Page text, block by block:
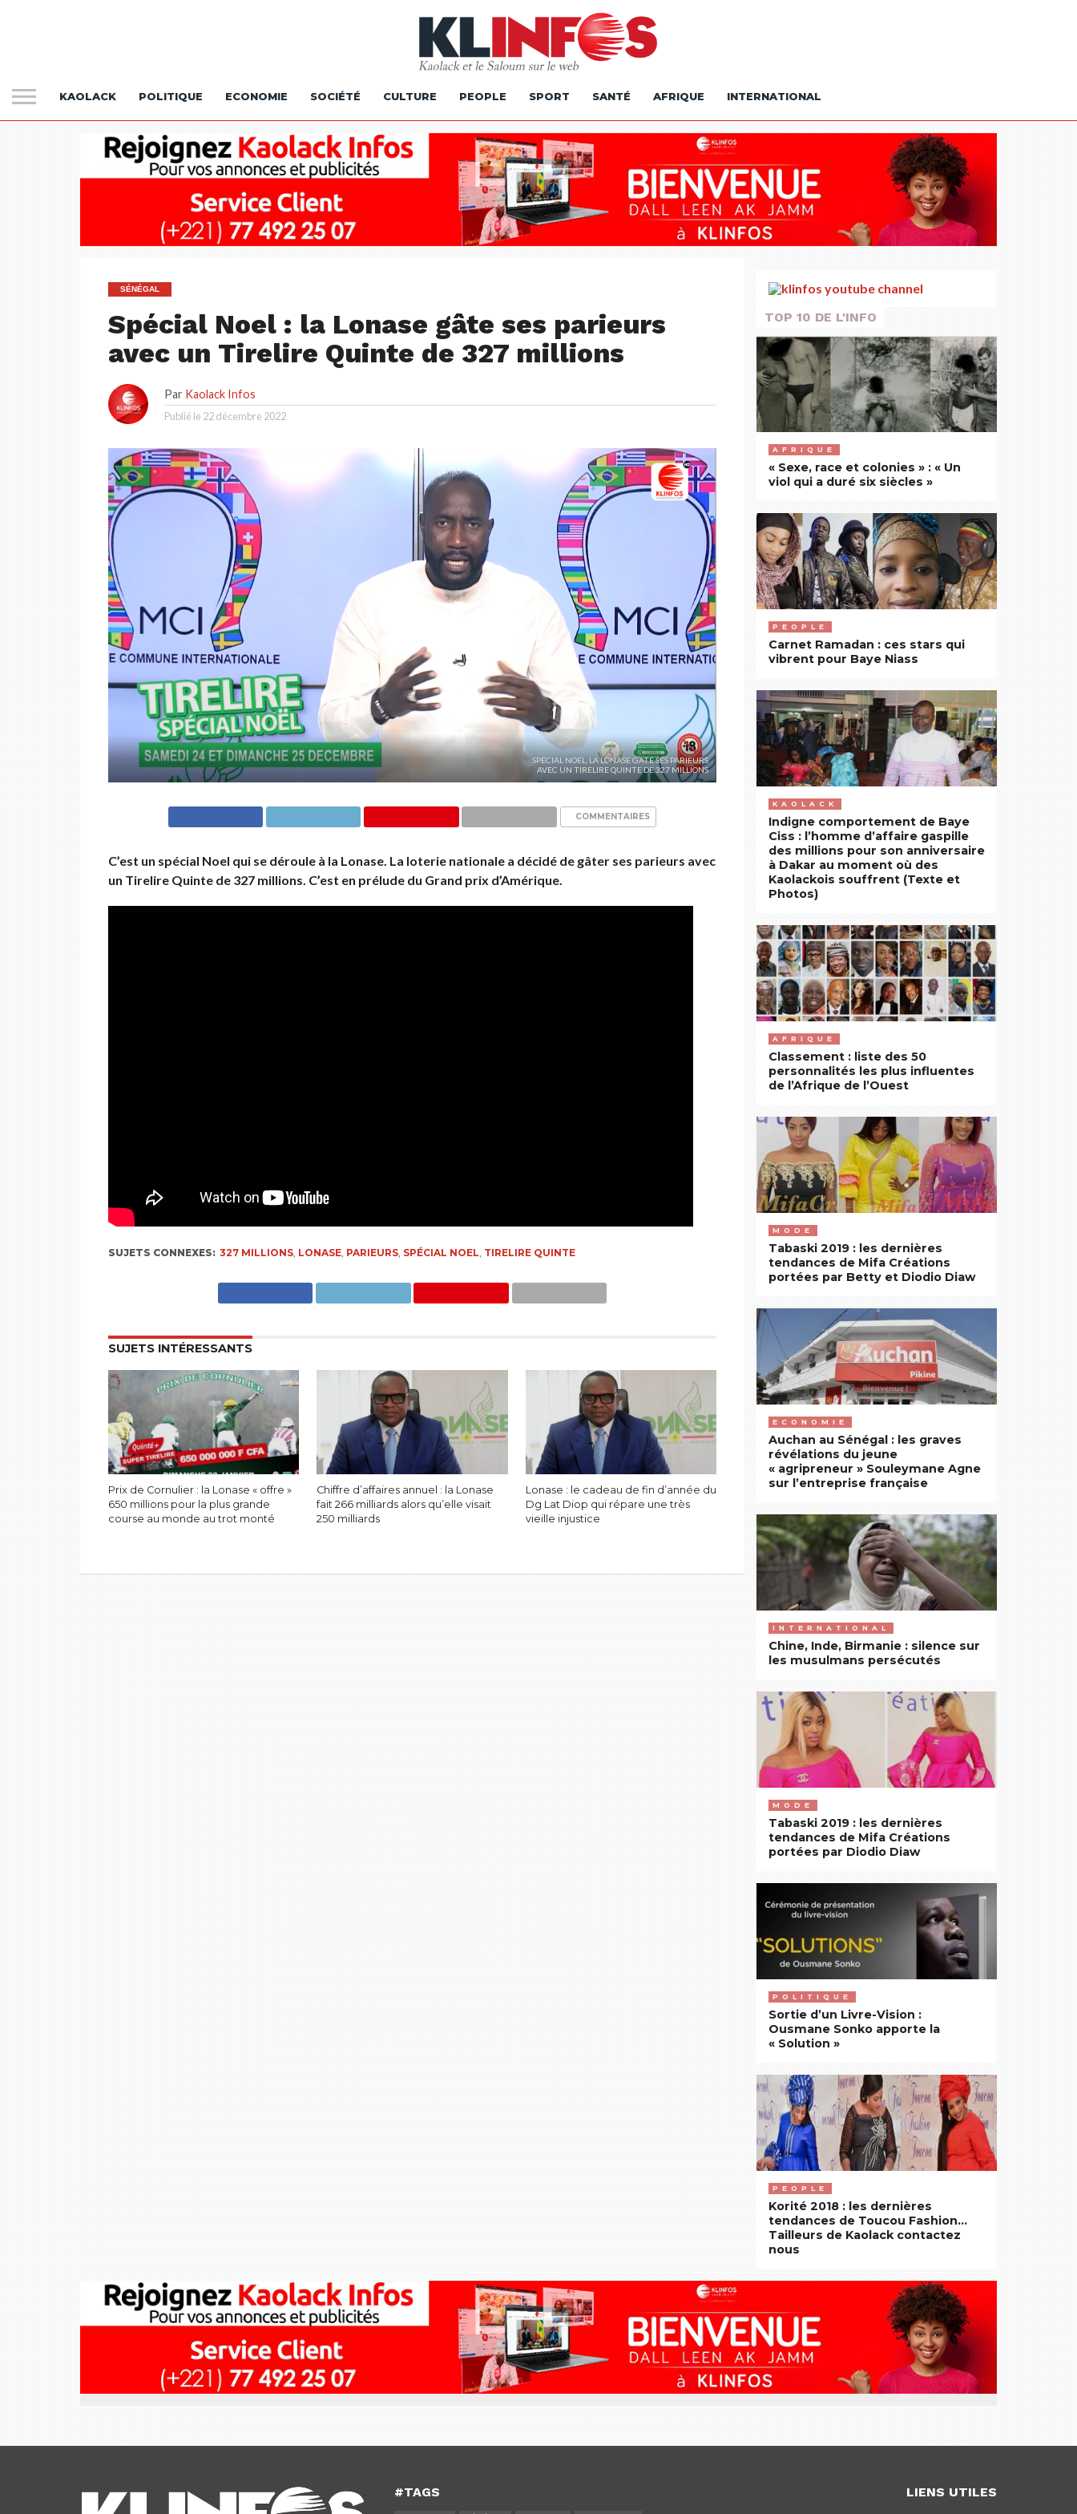
KAOLACK POLITIQUE ECONOMIE SOCIÉTÉ CULTURE PEOPLE SPORT SANTÉ AFRIQUE INTERNATIONAL
SÉNÉGAL
Spécial Noel : la Lonase gâte ses parieurs
avec un Tirelire Quinte de 327 millions
Par Kaolack Infos
Publié le 22 décembre 2022
SPÉCIAL NOEL, LA LONASE GÂTE SES PARIEURS
AVEC UN TIRELIRE QUINTE DE 327 MILLIONS
COMMENTAIRES
C’est un spécial Noel qui se déroule à la Lonase. La loterie nationale a décidé de gâter ses parieurs avec
un Tirelire Quinte de 327 millions. C’est en prélude du Grand prix d’Amérique.
SUJETS CONNEXES: 327 MILLIONS, LONASE, PARIEURS, SPÉCIAL NOEL TIRELIRE QUINTE
SUJETS INTÉRESSANTS
Prix de Cornulier : la Lonase « offre »
650 millions pour la plus grande
course au monde au trot monté
Chiffre d’affaires annuel : la Lonase
fait 266 milliards alors qu’elle visait
250 milliards
Lonase : le cadeau de fin d’année du
Dg Lat Diop qui répare une très
vieille injustice
TOP 10 DE L'INFO
AFRIQUE
« Sexe, race et colonies » : « Un
viol qui a duré six siècles »
PEOPLE
Carnet Ramadan : ces stars qui
vibrent pour Baye Niass
KAOLACK
Indigne comportement de Baye
Ciss : l’homme d’affaire gaspille
des millions pour son anniversaire
à Dakar au moment où des
Kaolackois souffrent (Texte et
Photos)
AFRIQUE
Classement : liste des 50
personnalités les plus influentes
de l’Afrique de l’Ouest
MODE
Tabaski 2019 : les dernières
tendances de Mifa Créations
portées par Betty et Diodio Diaw
ECONOMIE
Auchan au Sénégal : les graves
révélations du jeune
« agripreneur » Souleymane Agne
sur l’entreprise française
INTERNATIONAL
Chine, Inde, Birmanie : silence sur
les musulmans persécutés
MODE
Tabaski 2019 : les dernières
tendances de Mifa Créations
portées par Diodio Diaw
POLITIQUE
Sortie d’un Livre-Vision :
Ousmane Sonko apporte la
« Solution »
PEOPLE
Korité 2018 : les dernières
tendances de Toucou Fashion…
Tailleurs de Kaolack contactez
nous
#TAGS LIENS UTILES